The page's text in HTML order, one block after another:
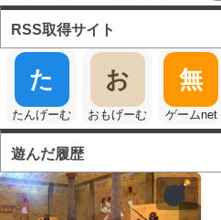
RSS取得サイト
た
たんげーむ
お
おもげーむ
無
ゲームnet
遊んだ履歴